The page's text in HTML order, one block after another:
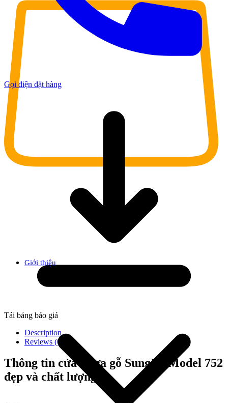
Giới thiệu
Gọi điện đặt hàng
Tải bảng báo giá
Description
Reviews (0)
Thông tin cửa nhựa gỗ SungYu Model 752
đẹp và chất lượng